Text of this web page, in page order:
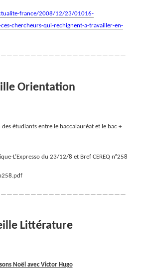
france/2008/12/23/01016-
chercheurs-qui-rechignent-a-travailler-en-
Orientation
étudiants entre le baccalauréat et le bac +
L’Expresso du 23/12/8 et Bref CEREQ n°258
Littérature
Noël avec Victor Hugo